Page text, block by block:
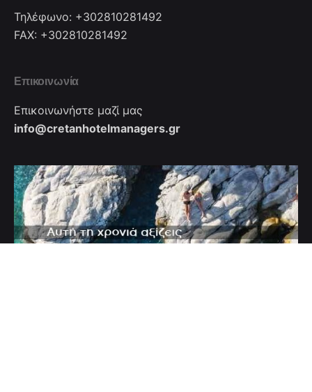
Τηλέφωνο: +302810281492
FAX: +302810281492
Επικοινωνία
Επικοινωνήστε μαζί μας
info@cretanhotelmanagers.gr